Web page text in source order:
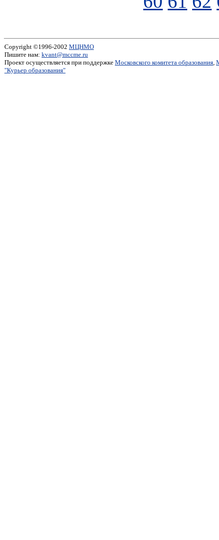
Copyright ©1996-2002 МЦНМО
Пишите нам: kvant@mccme.ru
Проект осуществляется при поддержке Московского комитета образования,
"Курьер образования"